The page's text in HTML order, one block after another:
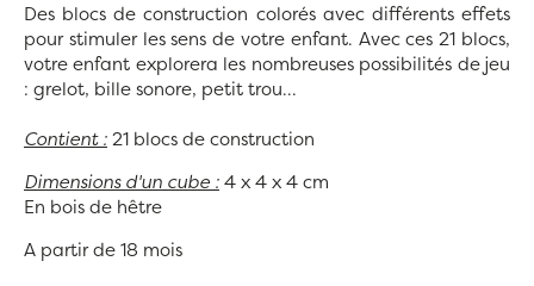
Des blocs de construction colorés avec différents effets
pour stimuler les sens de votre enfant. Avec ces 21 blocs,
votre enfant explorera les nombreuses possibilités de jeu
: grelot, bille sonore, petit trou...
Contient :21 blocs de construction
Dimensions d'un cube :4 x 4 x 4 cm
En bois de hêtre
A partir de 18 mois